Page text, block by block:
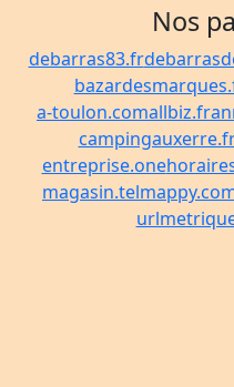
Nos
debarras83.fr
a-toulon.comallbiz.fr
entreprise.one
magasin.tel